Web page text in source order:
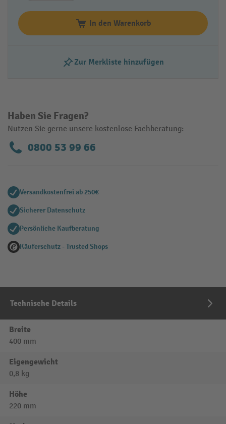
In den Warenkorb
Zur Merkliste hinzufügen
Haben Sie Fragen?
Nutzen Sie gerne unsere kostenlose Fachberatung:
0800 53 99 66
Versandkostenfrei ab 250€
Sicherer Datenschutz
Persönliche Kaufberatung
Käuferschutz - Trusted Shops
Technische Details
Breite
400 mm
Eigengewicht
0,8 kg
Höhe
220 mm